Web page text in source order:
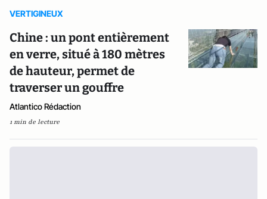
VERTIGINEUX
Chine : un pont entièrement
en verre, situé à 180 mètres
de hauteur, permet de
traverser un gouffre
Atlantico Rédaction
1 min de lecture